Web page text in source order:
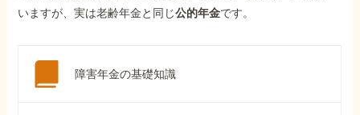
いますが、実は老齢年金と同じ公的年金です。
障害年金の基礎知識